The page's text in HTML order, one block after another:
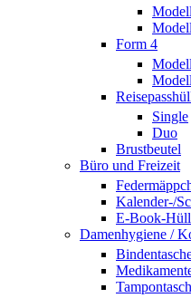
Form 4
Single
Duo
Brustbeutel
Büro und Freizeit
Kalender-/
E-Book-
Damenhygiene /